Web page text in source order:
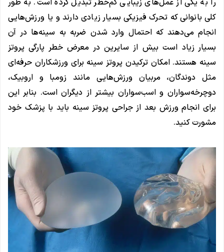
کلی بانوانی که تحرک فیزیکی بسیار زیادی دارند و یا ورزش‌هایی
انجام می‌دهند که احتمال وارد شدن ضربه به سینه‌ها در آن
بسیار زیاد است بیش از سایرین در معرض خطر پارگی پروتز
سینه هستند. امکان ترکیدن پروتز سینه برای ورزشکاران حرفه‌ای
مثل دوندگان، مربیان ورزش‌هایی مانند زومبا و اروبیک،
دوچرخه‌سواران و اسب‌سواران بیشتر از دیگران است. بنابر این
برای انجام ورزش بعد از جراحی پروتز سینه باید با پزشک خود
مشورت کنید.